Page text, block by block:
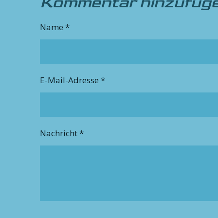
Name *
E-Mail-Adresse *
Nachricht *